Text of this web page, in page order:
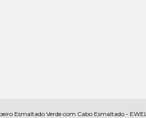
Esmaltado Verde com Cabo Esmaltado - EWEL